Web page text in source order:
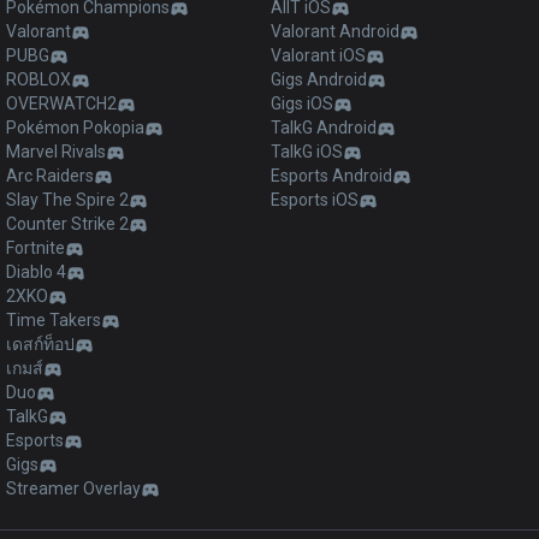
Pokémon Champions
Valorant
PUBG
ROBLOX
OVERWATCH2
Pokémon Pokopia
Marvel Rivals
Arc Raiders
Slay The Spire 2
Counter Strike 2
Fortnite
Diablo 4
2XKO
Time Takers
เดสก์ท็อป
เกมส์
Duo
TalkG
Esports
Gigs
Streamer Overlay
AllT iOS
Valorant Android
Valorant iOS
Gigs Android
Gigs iOS
TalkG Android
TalkG iOS
Esports Android
Esports iOS